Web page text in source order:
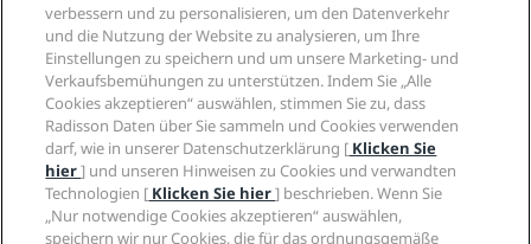
Familienfreundliche Hotels
Gesundheit & Sicherheit
Karriere PPHE
Karrieren EHL
The Club by RHG
Entwicklungsmöglichkeiten
Responsible Business – Unser Engagement
Einkauf
Rechtliche Hinweise
Radisson Rewards Geschäftsbedingungen
Website-Nutzungsvereinbarung
Digitale Barrierefreiheit
Moderne Sklaverei – Erklärung
Hilfe
Verbrauchermeldungen
Kontakt
FAQ
Inhaltsübersicht
Soziale Medien
Marken von Radisson Hotels
verbessern und zu personalisieren, um den Datenverkehr
und die Nutzung der Website zu analysieren, um Ihre
Einstellungen zu speichern und um unsere Marketing- und
Verkaufsbemühungen zu unterstützen. Indem Sie „Alle
Cookies akzeptieren“ auswählen, stimmen Sie zu, dass
Radisson Daten über Sie sammeln und Cookies verwenden
darf, wie in unserer Datenschutzerklärung [ Klicken Sie
hier] und unseren Hinweisen zu Cookies und verwandten
Technologien [ Klicken Sie hier] beschrieben. Wenn Sie
„Nur notwendige Cookies akzeptieren“ auswählen,
speichern wir nur Cookies, die für das ordnungsgemäße